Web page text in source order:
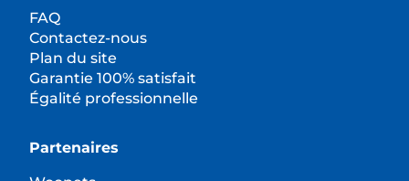
FAQ
Contactez-nous
Plan du site
Garantie 100% satisfait
Égalité professionnelle
Partenaires